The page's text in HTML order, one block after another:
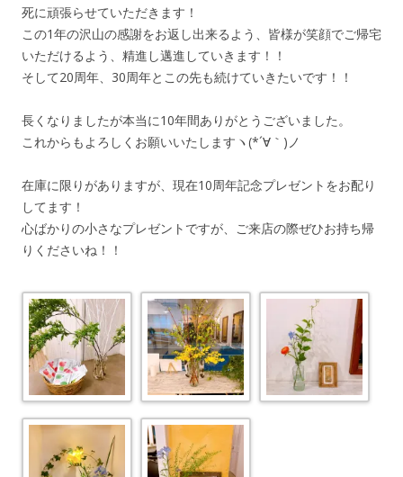
死に頑張らせていただきます！
この1年の沢山の感謝をお返し出来るよう、皆様が笑顔でご帰宅
いただけるよう、精進し邁進していきます！！
そして20周年、30周年とこの先も続けていきたいです！！
長くなりましたが本当に10年間ありがとうございました。
これからもよろしくお願いいたしますヽ(*´∀｀)ノ
在庫に限りがありますが、現在10周年記念プレゼントをお配り
してます！
心ばかりの小さなプレゼントですが、ご来店の際ぜひお持ち帰
りくださいね！！